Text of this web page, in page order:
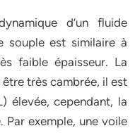
d’un fluide
souple est similaire à
faible épaisseur. La
très cambrée, il est
élevée, cependant, la
Par exemple, une voile